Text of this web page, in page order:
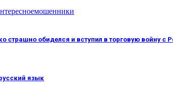
мошенники
страшно обиделся и вступил в торговую войну с
язык